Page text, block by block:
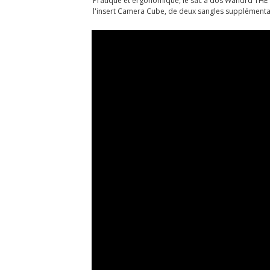
l'insert Camera Cube, de deux sangles